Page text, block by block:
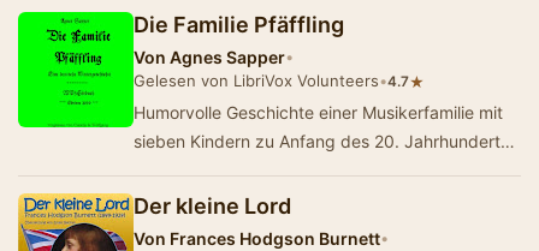
Die Familie Pfäffling
Von Agnes Sapper•
Gelesen von LibriVox Volunteers•4.7★
Humorvolle Geschichte einer Musikerfamilie mit
sieben Kindern zu Anfang des 20. Jahrhunderts
Der kleine Lord
Von Frances Hodgson Burnett•